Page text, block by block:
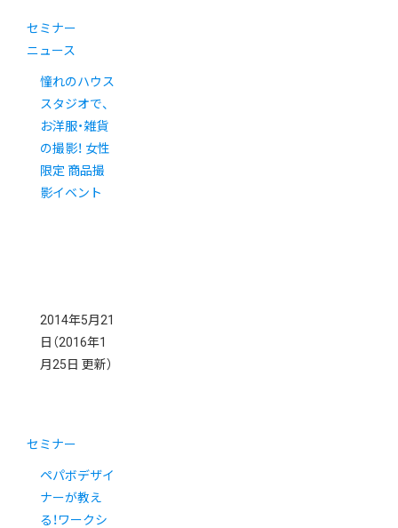
セミナー
ニュース
憧れのハウス
スタジオで、
お洋服・雑貨
の撮影！ 女性
限定 商品撮
影イベント
2014年5月21
日 （2016年1
月25日 更新）
セミナー
ペパボデザイ
ナーが教え
る！ワークシ